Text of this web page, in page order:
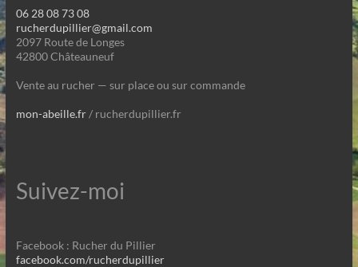
06 28 08 73 08
rucherdupillier@gmail.com
2097 Route de Longes
42800 Châteauneuf
Vente au rucher — sur place ou sur commande
mon-abeille.fr/ rucherdupillier.fr
Suivez-moi
Facebook : Rucher du Pillier
facebook.com/rucherdupillier